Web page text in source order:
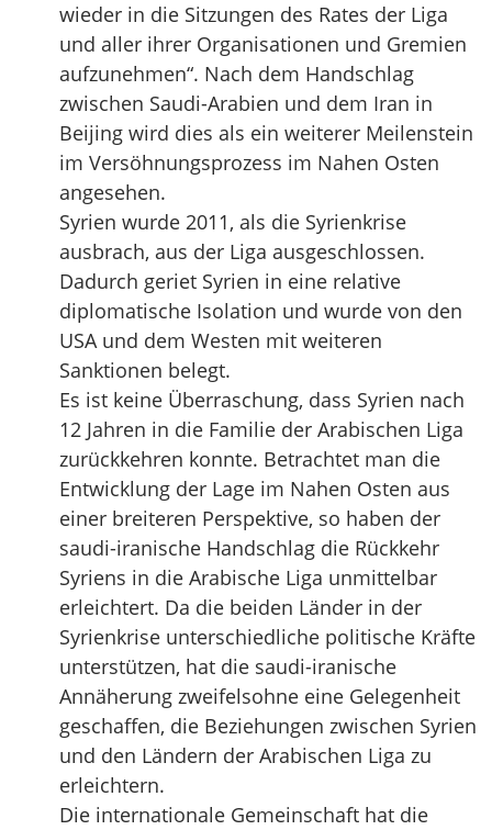
wieder in die Sitzungen des Rates der Liga
und aller ihrer Organisationen und Gremien
aufzunehmen“. Nach dem Handschlag
zwischen Saudi-Arabien und dem Iran in
Beijing wird dies als ein weiterer Meilenstein
im Versöhnungsprozess im Nahen Osten
angesehen.
Syrien wurde 2011, als die Syrienkrise
ausbrach, aus der Liga ausgeschlossen.
Dadurch geriet Syrien in eine relative
diplomatische Isolation und wurde von den
USA und dem Westen mit weiteren
Sanktionen belegt.
Es ist keine Überraschung, dass Syrien nach
12 Jahren in die Familie der Arabischen Liga
zurückkehren konnte. Betrachtet man die
Entwicklung der Lage im Nahen Osten aus
einer breiteren Perspektive, so haben der
saudi-iranische Handschlag die Rückkehr
Syriens in die Arabische Liga unmittelbar
erleichtert. Da die beiden Länder in der
Syrienkrise unterschiedliche politische Kräfte
unterstützen, hat die saudi-iranische
Annäherung zweifelsohne eine Gelegenheit
geschaffen, die Beziehungen zwischen Syrien
und den Ländern der Arabischen Liga zu
erleichtern.
Die internationale Gemeinschaft hat die